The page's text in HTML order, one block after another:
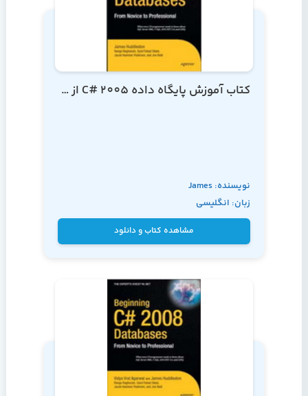
کتاب آموزش پایگاه داده C# 2005 از مقدماتی تا پیشرفته
نویسنده: James
Huddleston
زبان: انگلیسی
مشاهده کتاب و دانلود